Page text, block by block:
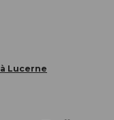
Lucerne